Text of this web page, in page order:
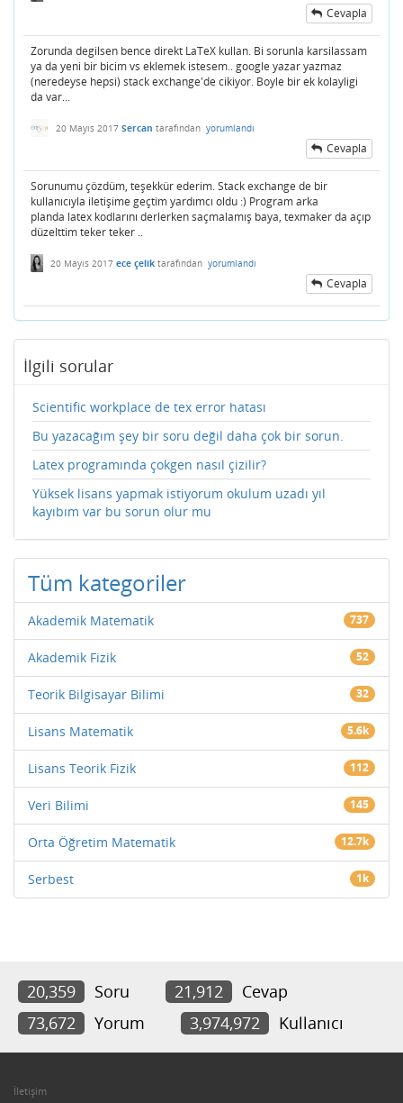
Cevapla
Zorunda degilsen bence direkt LaTeX kullan. Bi sorunla karsilassam
ya da yeni bir bicim vs eklemek istesem.. google yazar yazmaz
(neredeyse hepsi) stack exchange'de cikiyor. Boyle bir ek kolayligi
da var...
20 Mayıs 2017 Sercan tarafından yorumlandı
Cevapla
Sorunumu çözdüm, teşekkür ederim. Stack exchange de bir
kullanıcıyla iletişime geçtim yardımcı oldu :) Program arka
planda latex kodlarını derlerken saçmalamış baya, texmaker da açıp
düzelttim teker teker ..
20 Mayıs 2017 ece çelik tarafından yorumlandı
Cevapla
İlgili sorular
Scientific workplace de tex error hatası
Bu yazacağım şey bir soru değil daha çok bir sorun.
Latex programında çokgen nasıl çizilir?
Yüksek lisans yapmak istiyorum okulum uzadı yıl
kayıbım var bu sorun olur mu
Tüm kategoriler
Akademik Matematik 737
Akademik Fizik 52
Teorik Bilgisayar Bilimi 32
Lisans Matematik 5.6k
Lisans Teorik Fizik 112
Veri Bilimi 145
Orta Öğretim Matematik 12.7k
Serbest 1k
20,359 Soru 21,912
Cevap
73,672
Yorum 3,974,972 Kullanıcı
İletişim